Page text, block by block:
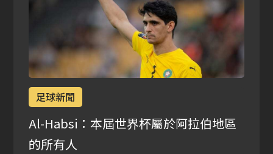
足球新聞
Al-Habsi：本屆世界杯屬於阿拉伯地區
的所有人